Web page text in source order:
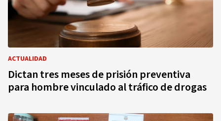
ACTUALIDAD
Dictan tres meses de prisión preventiva
para hombre vinculado al tráfico de drogas